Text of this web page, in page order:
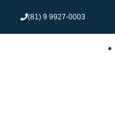
(81) 9 9927-0003